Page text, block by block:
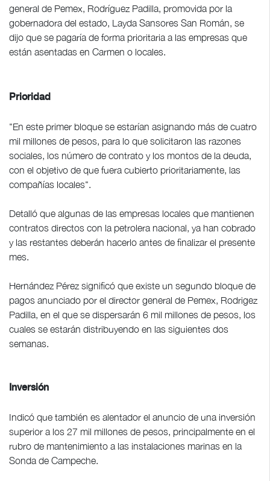
general de Pemex, Rodríguez Padilla, promovida por la
gobernadora del estado, Layda Sansores San Román, se
dijo que se pagaría de forma prioritaria a las empresas que
están asentadas en Carmen o locales.
Prioridad
"En este primer bloque se estarían asignando más de cuatro
mil millones de pesos, para lo que solicitaron las razones
sociales, los número de contrato y los montos de la deuda,
con el objetivo de que fuera cubierto prioritariamente, las
compañías locales".
Detalló que algunas de las empresas locales que mantienen
contratos directos con la petrolera nacional, ya han cobrado
y las restantes deberán hacerlo antes de finalizar el presente
mes.
Hernández Pérez significó que existe un segundo bloque de
pagos anunciado por el director general de Pemex, Rodrigez
Padilla, en el que se dispersarán 6 mil millones de pesos, los
cuales se estarán distribuyendo en las siguientes dos
semanas.
Inversión
Indicó que también es alentador el anuncio de una inversión
superior a los 27 mil millones de pesos, principalmente en el
rubro de mantenimiento a las instalaciones marinas en la
Sonda de Campeche.